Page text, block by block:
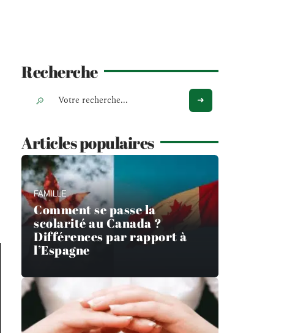
Recherche
Articles populaires
FAMILLE
Comment se passe la
scolarité au Canada ?
Différences par rapport à
l’Espagne